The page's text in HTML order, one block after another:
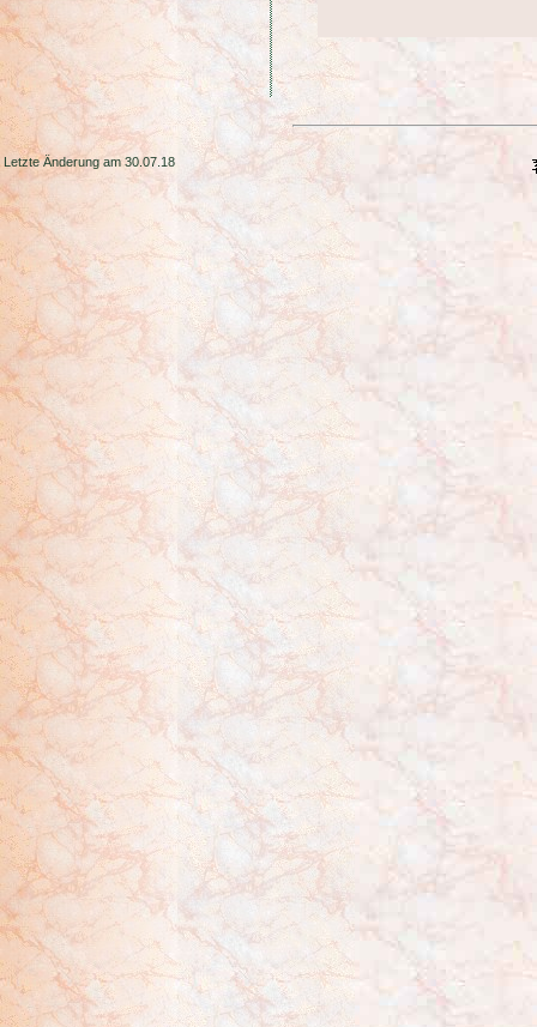
Letzte Änderung am 30.07.18